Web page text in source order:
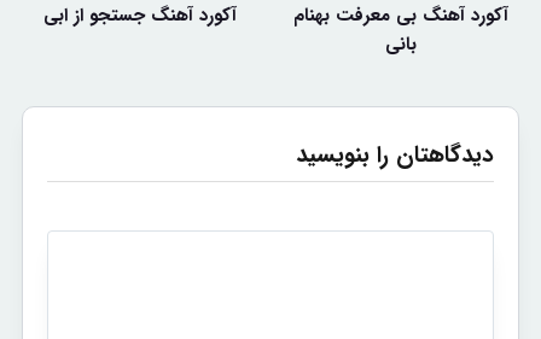
آکورد آهنگ بی معرفت بهنام
بانی
آکورد آهنگ جستجو از ابی
دیدگاهتان را بنویسید